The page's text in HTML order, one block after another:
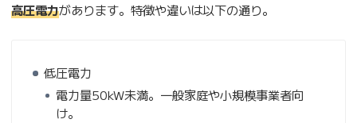
高圧電力があります。特徴や違いは以下の通り。
低圧電力
電力量50kW未満。一般家庭や小規模事業者向
け。